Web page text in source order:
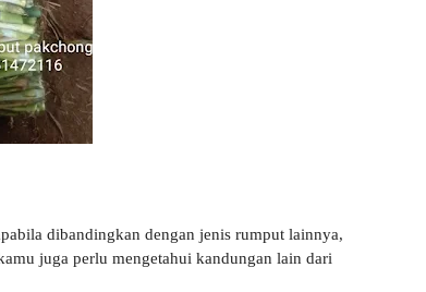
dibandingkan dengan jenis rumput lainnya,
juga perlu mengetahui kandungan lain dari